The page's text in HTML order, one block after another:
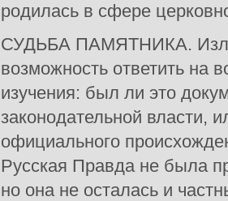
родилась в сфере
СУДЬБА ПАМЯТНИКА.
возможность ответить на
изучения: был ли это
законодательной власти,
официального
Русская Правда не была
но она не осталась и